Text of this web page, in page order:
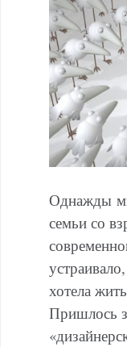
Однажды
семьи со
хотела
Пришлось